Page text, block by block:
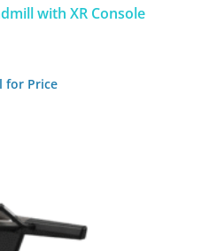
with XR Console
for Price